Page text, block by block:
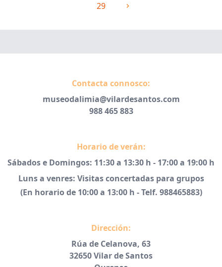
29
Contacta connosco:
museodalimia@vilardesantos.com
988 465 883
Horario de verán:
Sábados e Domingos: 11:30 a 13:30 h - 17:00 a 19:00 h
Luns a venres: Visitas concertadas para grupos
(En horario de 10:00 a 13:00 h - Telf. 988465883)
Dirección:
Rúa de Celanova, 63
32650 Vilar de Santos